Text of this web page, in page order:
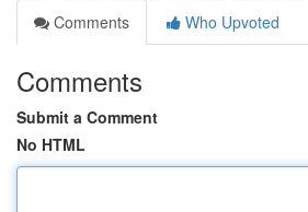
Comments
Who Upvoted
Comments
Submit a Comment
No HTML